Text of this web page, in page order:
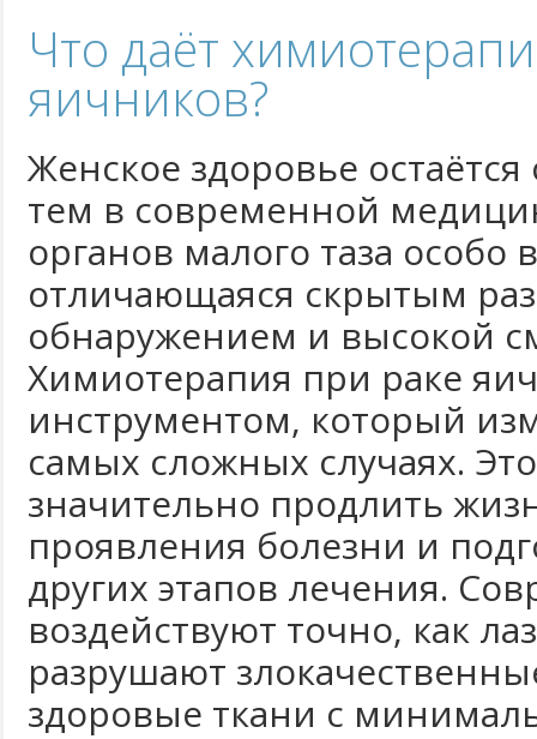
Что даёт
яичников?
Женское здоровье
тем в современной
органов малого таза особо
отличающаяся скрытым
обнаружением и высокой
Химиотерапия при раке
инструментом, который
самых сложных случаях.
значительно продлить
проявления болезни и
других этапов лечения.
воздействуют точно, как
разрушают
здоровые ткани с